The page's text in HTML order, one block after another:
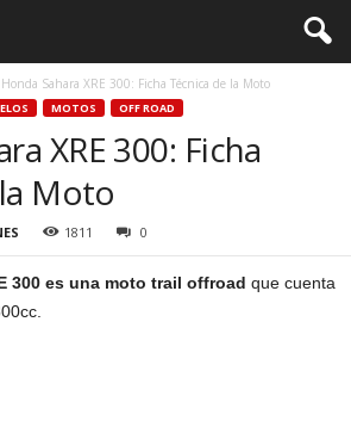
Honda Sahara XRE 300: Ficha Técnica de la Moto
MOTOS OFF ROAD
XRE 300: Ficha
Moto
1811 0
300 es una moto trail offroad que cuenta